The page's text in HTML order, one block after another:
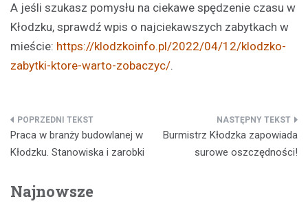
A jeśli szukasz pomysłu na ciekawe spędzenie czasu w
Kłodzku, sprawdź wpis o najciekawszych zabytkach w
mieście: https://klodzkoinfo.pl/2022/04/12/klodzko-
zabytki-ktore-warto-zobaczyc/.
Nawigacja
wpisu
Praca w branży budowlanej w
Kłodzku. Stanowiska i zarobki
Burmistrz Kłodzka zapowiada
surowe oszczędności!
Najnowsze